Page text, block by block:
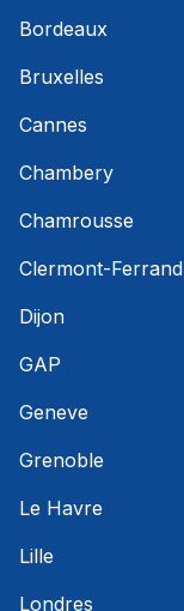
Bordeaux
Bruxelles
Cannes
Chambery
Chamrousse
Clermont-Ferrand
Dijon
GAP
Geneve
Grenoble
Le Havre
Lille
Londres